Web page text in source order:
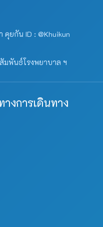
คุยกัน ID : @Khuikun
มพันธ์โรงพยาบาล ฯ
างการเดินทาง